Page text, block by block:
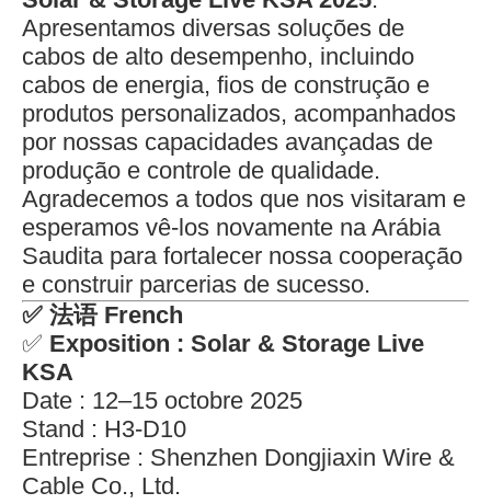
Apresentamos diversas soluções de
cabos de alto desempenho, incluindo
cabos de energia, fios de construção e
produtos personalizados, acompanhados
por nossas capacidades avançadas de
produção e controle de qualidade.
Agradecemos a todos que nos visitaram e
esperamos vê-los novamente na Arábia
Saudita para fortalecer nossa cooperação
e construir parcerias de sucesso.
✅ 法语 French
✅ Exposition : Solar & Storage Live
KSA
Date : 12–15 octobre 2025
Stand : H3-D10
Entreprise : Shenzhen Dongjiaxin Wire &
Cable Co., Ltd.